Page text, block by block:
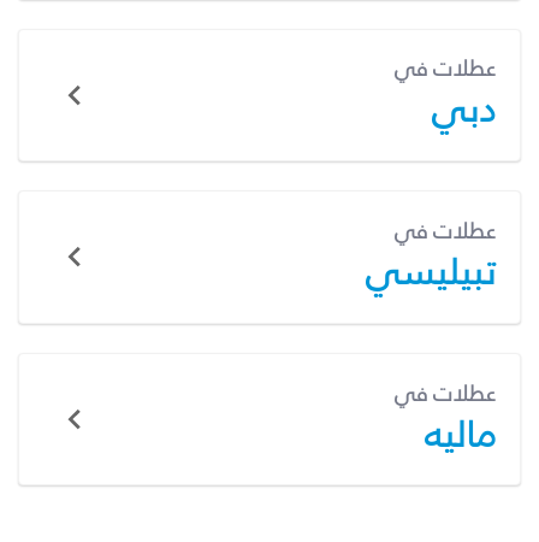
عطلات في
دبي
عطلات في
تبيليسي
عطلات في
ماليه